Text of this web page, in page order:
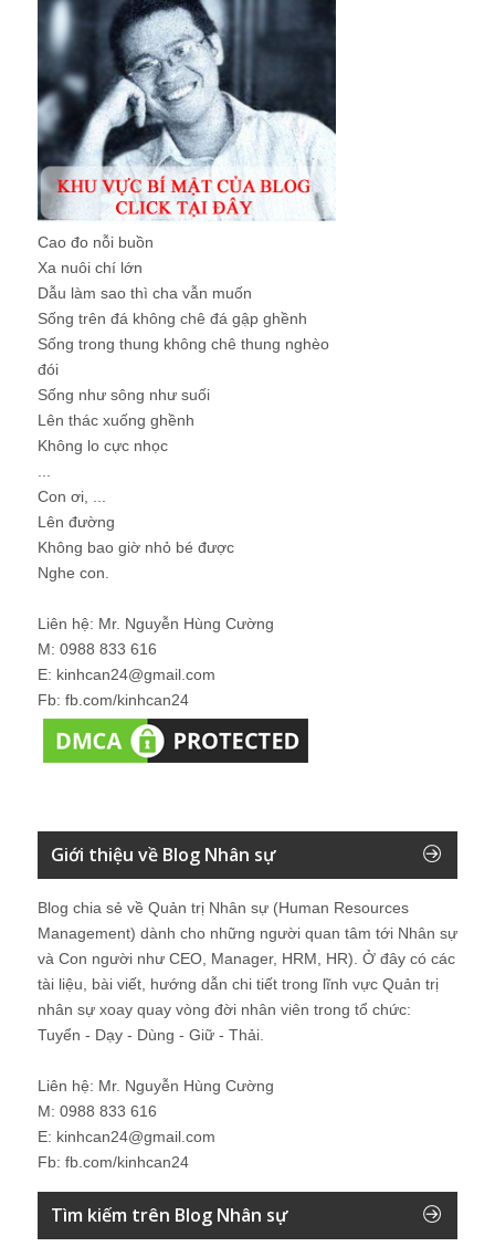
Cao đo nỗi buồn
Xa nuôi chí lớn
Dẫu làm sao thì cha vẫn muốn
Sống trên đá không chê đá gập ghềnh
Sống trong thung không chê thung nghèo
đói
Sống như sông như suối
Lên thác xuống ghềnh
Không lo cực nhọc
Con ơi, ...
Lên đường
Không bao giờ nhỏ bé được
Nghe con.
Liên hệ: Mr. Nguyễn Hùng Cường
M: 0988 833 616
E: kinhcan24@gmail.com
Fb: fb.com/kinhcan24
Giới thiệu về Blog Nhân sự
Blog chia sẻ về Quản trị Nhân sự (Human Resources
Management) dành cho những người quan tâm tới Nhân sự
và Con người như CEO, Manager, HRM, HR). Ở đây có các
tài liệu, bài viết, hướng dẫn chi tiết trong lĩnh vực Quản trị
nhân sự xoay quay vòng đời nhân viên trong tổ chức:
Tuyển - Dạy - Dùng - Giữ - Thải.
Liên hệ: Mr. Nguyễn Hùng Cường
M: 0988 833 616
E: kinhcan24@gmail.com
Fb: fb.com/kinhcan24
Tìm kiếm trên Blog Nhân sự